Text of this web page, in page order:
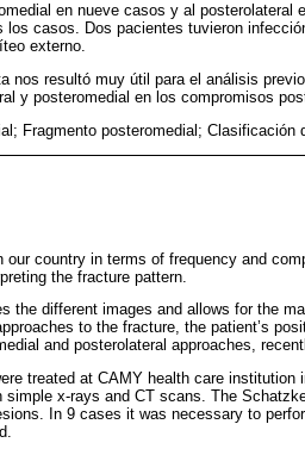
en nueve casos y al
casos. Dos pacientes tuvieron
externo.
nos resultó muy útil para el análisis
y posteromedial en los compromisos
Fragmento posteromedial; Clasificación
our country in terms of frequency and
the fracture pattern.
the different images and allows for the
to the fracture, the patient’s
and posterolateral approaches,
treated at CAMY health care
x-rays and CT scans. The
In 9 cases it was necessary to